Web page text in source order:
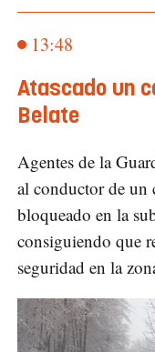
13:48
Atascado un
Belate
Agentes de la
al conductor de un
bloqueado en la
consiguiendo que
seguridad en la